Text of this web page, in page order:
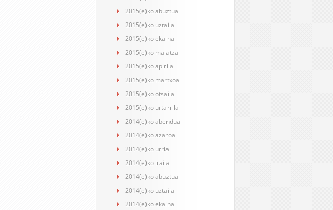
2015(e)ko abuztua
2015(e)ko uztaila
2015(e)ko ekaina
2015(e)ko maiatza
2015(e)ko apirila
2015(e)ko martxoa
2015(e)ko otsaila
2015(e)ko urtarrila
2014(e)ko abendua
2014(e)ko azaroa
2014(e)ko urria
2014(e)ko iraila
2014(e)ko abuztua
2014(e)ko uztaila
2014(e)ko ekaina